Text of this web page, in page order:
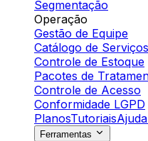
Segmentação
Operação
Gestão de Equipe
Catálogo de Serviços
Controle de Estoque
Pacotes de
Controle de Acesso
Conformidade LGPD
PlanosTutoriaisAjuda
Ferramentas